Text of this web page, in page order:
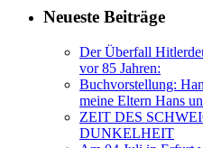
Neueste Beiträge
Der Überfall
vor 85 Jahren:
Buchvorstellung:
meine Eltern Hans
ZEIT DES
DUNKELHEIT